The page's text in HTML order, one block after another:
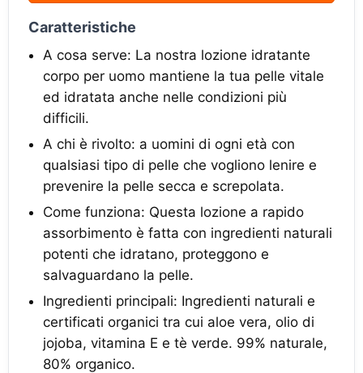
Caratteristiche
A cosa serve: La nostra lozione idratante
corpo per uomo mantiene la tua pelle vitale
ed idratata anche nelle condizioni più
difficili.
A chi è rivolto: a uomini di ogni età con
qualsiasi tipo di pelle che vogliono lenire e
prevenire la pelle secca e screpolata.
Come funziona: Questa lozione a rapido
assorbimento è fatta con ingredienti naturali
potenti che idratano, proteggono e
salvaguardano la pelle.
Ingredienti principali: Ingredienti naturali e
certificati organici tra cui aloe vera, olio di
jojoba, vitamina E e tè verde. 99% naturale,
80% organico.